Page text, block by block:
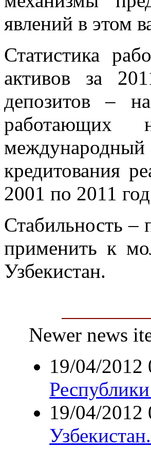
явлений в этом
Статистика
активов за
депозитов –
работающих
кредитования
2001 по 2011
Стабильность –
применить к
Узбекистан.
Newer news
19/04/2012
19/04/2012